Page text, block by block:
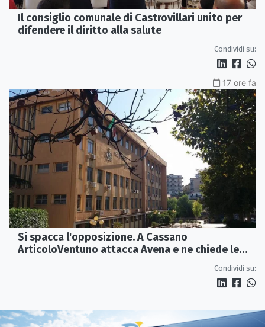
Il consiglio comunale di Castrovillari unito per
difendere il diritto alla salute
Condividi su:
17 ore fa
Si spacca l'opposizione. A Cassano
ArticoloVentuno attacca Avena e ne chiede le
Condividi su: